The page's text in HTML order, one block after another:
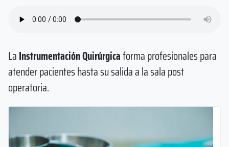
LaInstrumentación Quirúrgicaforma profesionales para
atender pacientes hasta su salida a la sala post
operatoria.